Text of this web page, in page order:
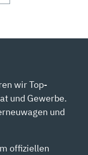
wir Top-
und Gewerbe.
und
offiziellen